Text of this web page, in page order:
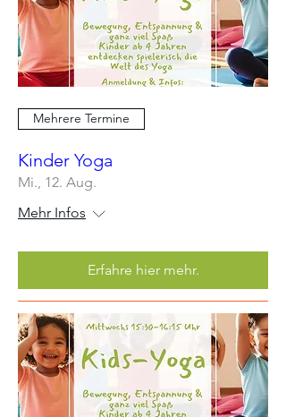
Mehrere Termine
Kinder Yoga
Mi., 12. Aug.
Mehr Infos
Erfahre hier mehr.